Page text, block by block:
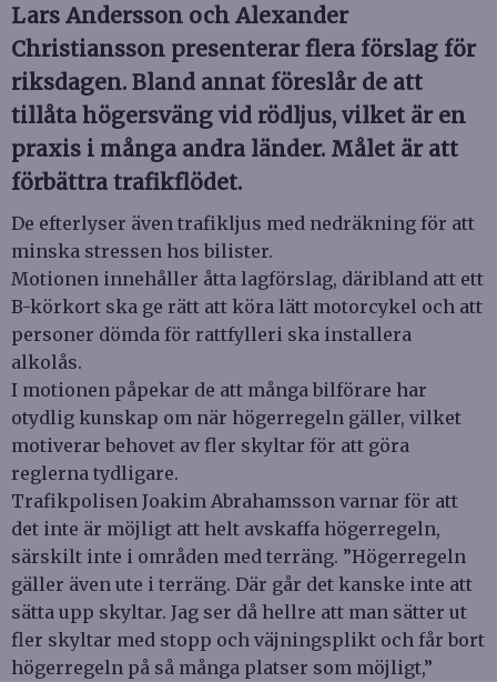
Lars Andersson och Alexander
Christiansson presenterar flera förslag för
riksdagen. Bland annat föreslår de att
tillåta högersväng vid rödljus, vilket är en
praxis i många andra länder. Målet är att
förbättra trafikflödet.
De efterlyser även trafikljus med nedräkning för att
minska stressen hos bilister.
Motionen innehåller åtta lagförslag, däribland att ett
B-körkort ska ge rätt att köra lätt motorcykel och att
personer dömda för rattfylleri ska installera
alkolås.
I motionen påpekar de att många bilförare har
otydlig kunskap om när högerregeln gäller, vilket
motiverar behovet av fler skyltar för att göra
reglerna tydligare.
Trafikpolisen Joakim Abrahamsson varnar för att
det inte är möjligt att helt avskaffa högerregeln,
särskilt inte i områden med terräng. ”Högerregeln
gäller även ute i terräng. Där går det kanske inte att
sätta upp skyltar. Jag ser då hellre att man sätter ut
fler skyltar med stopp och väjningsplikt och får bort
högerregeln på så många platser som möjligt,”